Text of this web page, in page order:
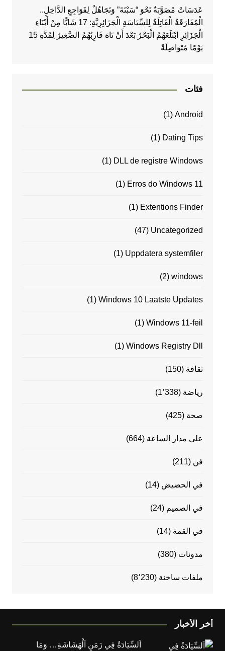
عَدَسَاتٌ مُصَوَّبَةٌ نَحْوَ “سَبْتَةَ” وَتَجَاهُلٌ لِفَوَاجِعِ الدَّاخِلِ..
الْمُفَارَقَةُ الْقَاتِلَةُ لِلسِّيَاسَةِ الْجَزَائِرِيَّةِ: 17 شَابًّا مِنْ أَبْنَاءِ
الْجَزَائِرِ ابْتَلَعَهُمُ الْبَحْرُ بَعْدَ أَنْ تَاهَ قَارِبُهُمُ الصَّغِيرُ لِمُدَّةِ 15
يَوْمًا مُتَوَاصِلَةً
فئات
Android
(1)
Dating Tips
(1)
DLL de registre Windows
(1)
Erros do Windows 11
(1)
Extentions Finder
(1)
Uncategorized
(47)
Uppdatera systemfiler
(1)
windows
(2)
Windows 10 Laatste Updates
(1)
Windows 11-feil
(1)
Windows Registry Dll
(1)
ثقافة (150)
رياضة (1٬338)
صحة (425)
على مدار الساعة (664)
فن (211)
في الحضيض (14)
في الصميم (24)
في القمة (14)
مدونات (380)
ملفات ساخنة (8٬230)
أخر الأخبار
اَلسِّيَادَةُ فِي زَمَنِ اَلْهَشَاشَةِ… وَمَا